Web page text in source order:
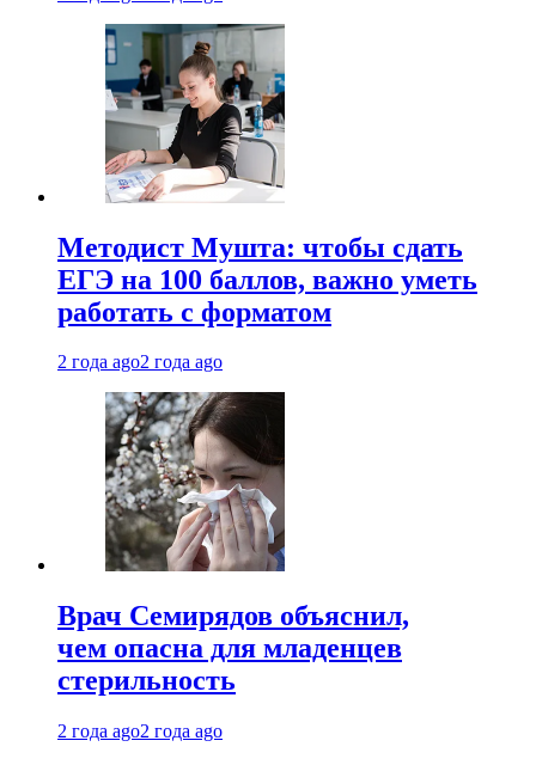
Методист Мушта: чтобы сдать
ЕГЭ на 100 баллов, важно уметь
работать с форматом
2 года ago2 года ago
Врач Семирядов объяснил,
чем опасна для младенцев
стерильность
2 года ago2 года ago